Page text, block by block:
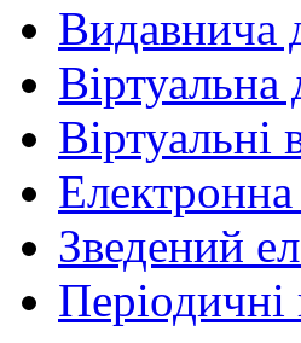
Видавнича
Віртуальна
Віртуальні
Зведений